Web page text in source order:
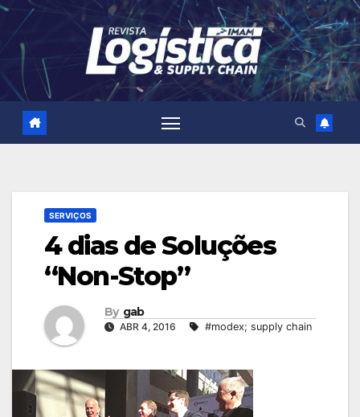
Skip
content
SERVIÇOS
4 dias de Soluções
“Non-Stop”
By gab
ABR 4, 2016 #modex; supply chain